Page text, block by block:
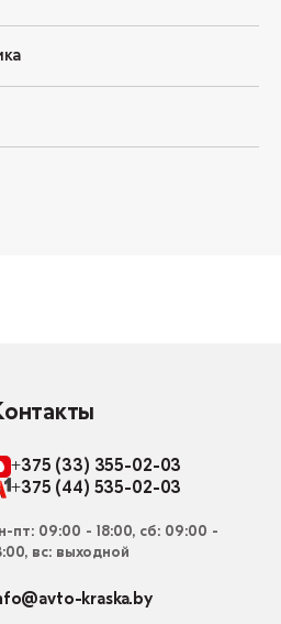
+375 (33) 355-02-03
+375 (44) 535-02-03
пт: 09:00 - 18:00, сб: 09:00 -
вс: выходной
kraska.by